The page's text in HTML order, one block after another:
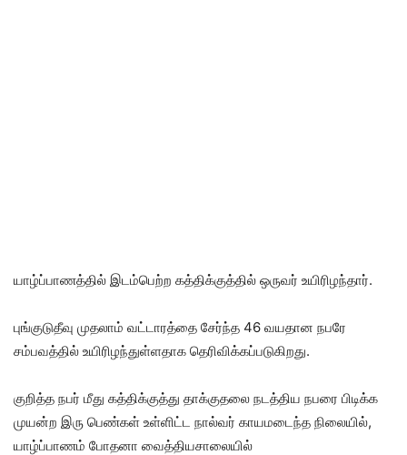
யாழ்ப்பாணத்தில் இடம்பெற்ற கத்திக்குத்தில் ஒருவர் உயிரிழந்தார்.
புங்குடுதீவு முதலாம் வட்டாரத்தை சேர்ந்த 46 வயதான நபரே
சம்பவத்தில் உயிரிழந்துள்ளதாக தெரிவிக்கப்படுகிறது.
குறித்த நபர் மீது கத்திக்குத்து தாக்குதலை நடத்திய நபரை பிடிக்க
முயன்ற இரு பெண்கள் உள்ளிட்ட நால்வர் காயமடைந்த நிலையில்,
யாழ்ப்பாணம் போதனா வைத்தியசாலையில்